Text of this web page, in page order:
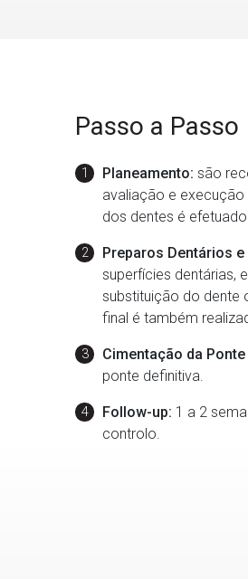
Passo a Passo
Planeamento: são
avaliação e
dos dentes é
Preparos Dentários
superfícies dentárias,
substituição do dente
final é também
Cimentação da
ponte definitiva.
Follow-up: 1 a 2
controlo.